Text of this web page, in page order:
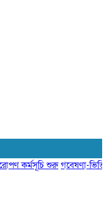
কর্মসূচি শুরুগবেষণা-ভিত্তিক